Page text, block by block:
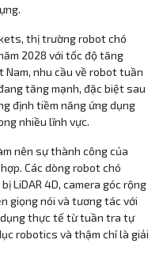
thị trường robot chó
2028 với tốc độ tăng
Nam, nhu cầu về robot tuần
tăng mạnh, đặc biệt sau
định tiềm năng ứng dụng
nhiều lĩnh vực.
nên sự thành công của
Các dòng robot chó
LiDAR 4D, camera góc rộng
giọng nói và tương tác với
dụng thực tế từ tuần tra tự
robotics và thậm chí là giải